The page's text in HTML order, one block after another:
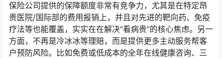
保险公司提供的保障额度非常有竞争力，尤其是在特定昂
贵医院/国际部的费用报销上，并且对先进的靶向药、免疫
疗法等也能覆盖，实实在在解决“看病贵”的核心焦虑。另一
方面，不再是冷冰冰等理赔，而是提供更多主动服务帮客
户预防风险。比如免费或低成本的全年在线健康咨询、三